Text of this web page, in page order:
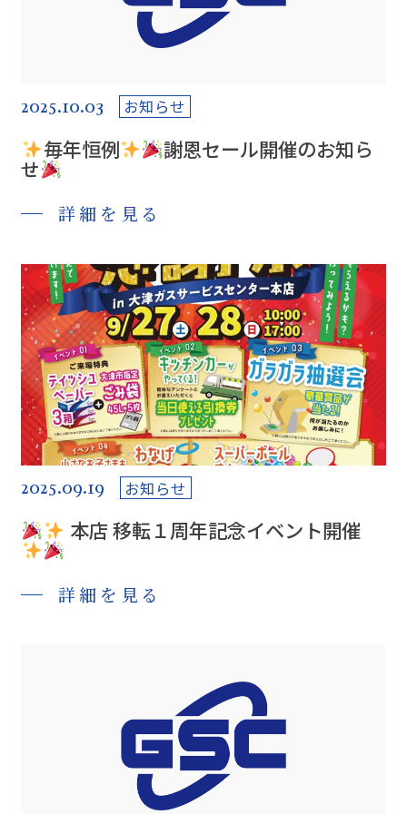
2025.10.03 お知らせ
毎年恒例 謝恩セール開催のお知ら
せ
詳細を見る
2025.09.19 お知らせ
本店 移転１周年記念イベント開催
詳細を見る